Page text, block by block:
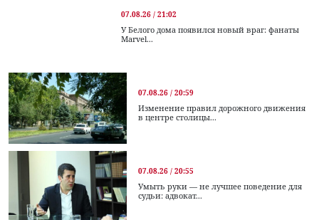
07.08.26 / 21:02
У Белого дома появился новый враг: фанаты
Marvel...
07.08.26 / 20:59
Изменение правил дорожного движения
в центре столицы...
07.08.26 / 20:55
Умыть руки — не лучшее поведение для
судьи: адвокат...